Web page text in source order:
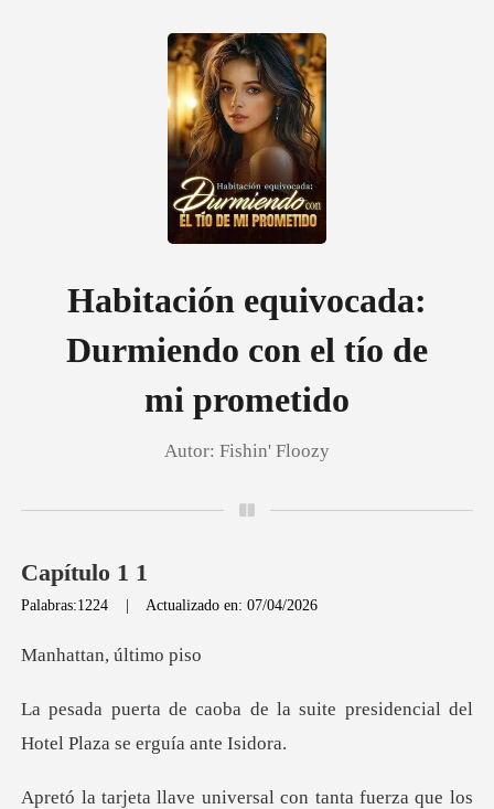
Historia
Salir
Habitación equivocada:
Durmiendo con el tío de
mi prometido
Autor: Fishin' Floozy
Capítulo 1 1
Palabras:1224 |Actualizado en: 07/04/2026
an, últ
a suite presidencial del
Hotel
a que los